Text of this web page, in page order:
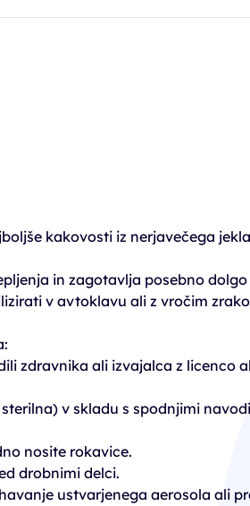
kakovosti iz nerjavečega
in zagotavlja posebno
v avtoklavu ali z vročim
zdravnika ali izvajalca z licenco
v skladu s spodnjimi
nosite rokavice.
drobnimi delci.
ustvarjenega aerosola ali